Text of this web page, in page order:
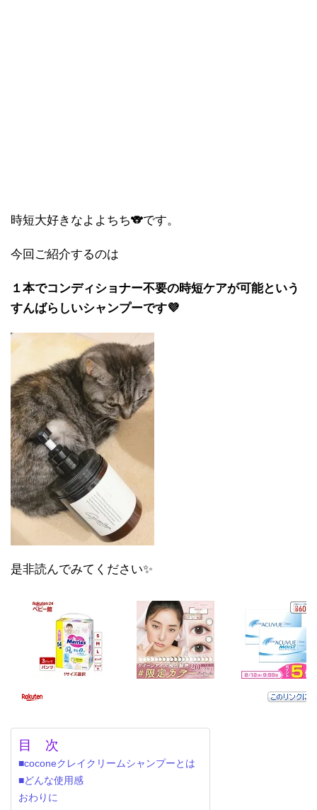
時短大好きなよよちち🐨です。
今回ご紹介するのは
１本でコンディショナー不要の時短ケアが可能という
すんばらしいシャンプーです💜
是非読んでみてください✨
目 次
■coconeクレイクリームシャンプーとは
■どんな使用感
おわりに